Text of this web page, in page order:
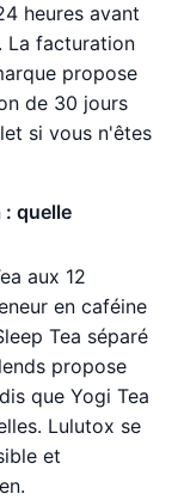
heures avant
La facturation
propose
de 30 jours
si vous n'êtes
: quelle
aux 12
en caféine
Tea séparé
propose
que Yogi Tea
Lulutox se
et